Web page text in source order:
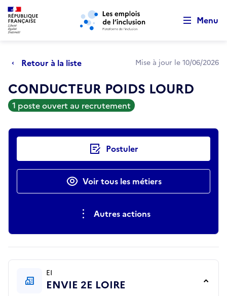
Aller au menu principal Aller au contenu principal
Menu
Retour à la liste Mise à jour le 10/06/2026
CONDUCTEUR POIDS LOURD
1 poste ouvert au recrutement
Actions rapides Postuler
Voir tous les métiers
Autres actions
EI
ENVIE 2E LOIRE
Retour au début de la page
Panneau de gestion des cookies